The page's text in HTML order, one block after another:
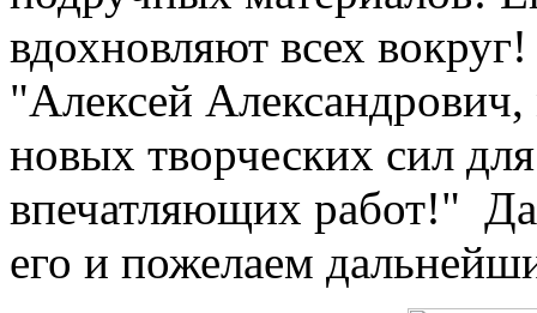
вдохновляют всех вокруг!
"Алексей
новых творческих сил
впечатляющих работ!"
его и пожелаем